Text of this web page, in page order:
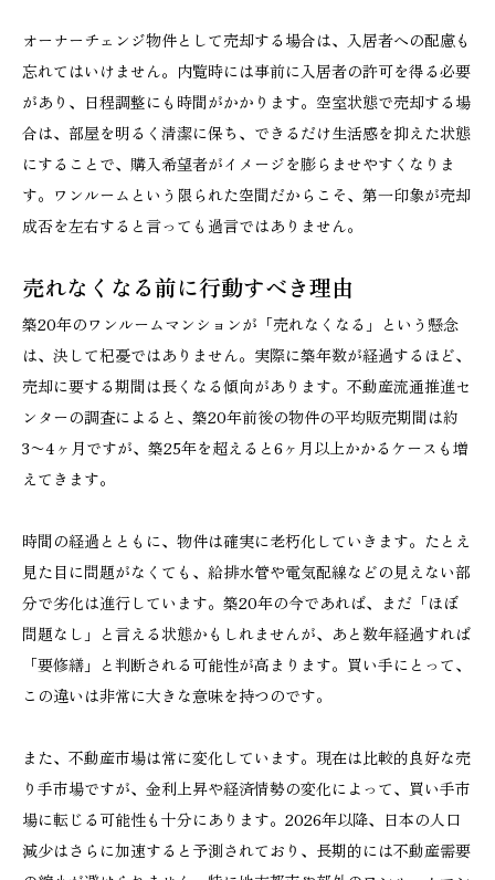
オーナーチェンジ物件として売却する場合は、入居者への配慮も
忘れてはいけません。内覧時には事前に入居者の許可を得る必要
があり、日程調整にも時間がかかります。空室状態で売却する場
合は、部屋を明るく清潔に保ち、できるだけ生活感を抑えた状態
にすることで、購入希望者がイメージを膨らませやすくなりま
す。ワンルームという限られた空間だからこそ、第一印象が売却
成否を左右すると言っても過言ではありません。
売れなくなる前に行動すべき理由
築20年のワンルームマンションが「売れなくなる」という懸念
は、決して杞憂ではありません。実際に築年数が経過するほど、
売却に要する期間は長くなる傾向があります。不動産流通推進セ
ンターの調査によると、築20年前後の物件の平均販売期間は約
3〜4ヶ月ですが、築25年を超えると6ヶ月以上かかるケースも増
えてきます。
時間の経過とともに、物件は確実に老朽化していきます。たとえ
見た目に問題がなくても、給排水管や電気配線などの見えない部
分で劣化は進行しています。築20年の今であれば、まだ「ほぼ
問題なし」と言える状態かもしれませんが、あと数年経過すれば
「要修繕」と判断される可能性が高まります。買い手にとって、
この違いは非常に大きな意味を持つのです。
また、不動産市場は常に変化しています。現在は比較的良好な売
り手市場ですが、金利上昇や経済情勢の変化によって、買い手市
場に転じる可能性も十分にあります。2026年以降、日本の人口
減少はさらに加速すると予測されており、長期的には不動産需要